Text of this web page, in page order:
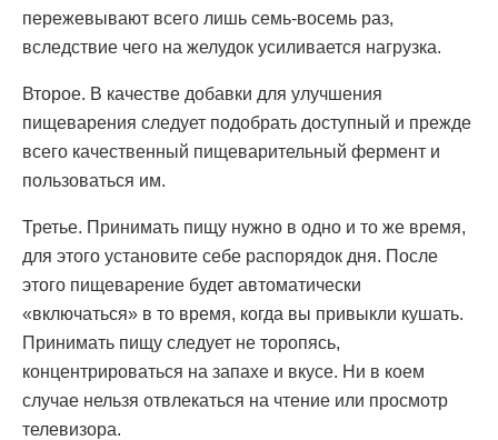
пережевывают всего лишь семь-восемь раз,
вследствие чего на желудок усиливается нагрузка.
Второе. В качестве добавки для улучшения
пищеварения следует подобрать доступный и прежде
всего качественный пищеварительный фермент и
пользоваться им.
Третье. Принимать пищу нужно в одно и то же время,
для этого установите себе распорядок дня. После
этого пищеварение будет автоматически
«включаться» в то время, когда вы привыкли кушать.
Принимать пищу следует не торопясь,
концентрироваться на запахе и вкусе. Ни в коем
случае нельзя отвлекаться на чтение или просмотр
телевизора.